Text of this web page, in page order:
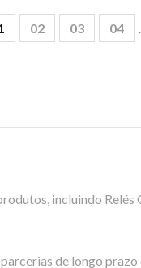
02 03 04
incluindo Relés
de longo prazo